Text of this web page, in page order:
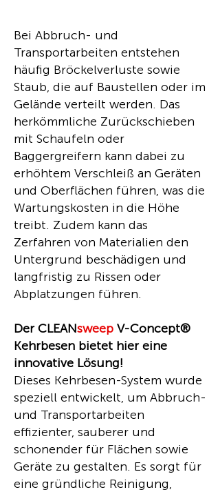
Bei Abbruch- und
Transportarbeiten entstehen
häufig Bröckelverluste sowie
Staub, die auf Baustellen oder im
Gelände verteilt werden. Das
herkömmliche Zurückschieben
mit Schaufeln oder
Baggergreifern kann dabei zu
erhöhtem Verschleiß an Geräten
und Oberflächen führen, was die
Wartungskosten in die Höhe
treibt. Zudem kann das
Zerfahren von Materialien den
Untergrund beschädigen und
langfristig zu Rissen oder
Abplatzungen führen.
Der CLEANsweep V-Concept®
Kehrbesen bietet hier eine
innovative Lösung!
Dieses Kehrbesen-System wurde
speziell entwickelt, um Abbruch-
und Transportarbeiten
effizienter, sauberer und
schonender für Flächen sowie
Geräte zu gestalten. Es sorgt für
eine gründliche Reinigung,